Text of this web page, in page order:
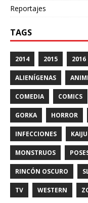
Reportajes
TAGS
2014 2015 2016
ALIENÍGENAS
COMEDIA COMICS
GORKA HORROR
INFECCIONES KAIJU
MONSTRUOS
RINCÓN OSCURO
TV WESTERN